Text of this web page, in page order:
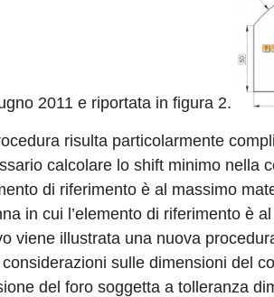
2011 e riportata in figura 2.
risulta particolarmente
calcolare lo shift minimo nella
di riferimento è al massimo
in cui l’elemento di riferimento è
viene illustrata una nuova
sulle dimensioni del
del foro soggetta a tolleranza